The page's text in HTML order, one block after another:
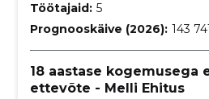
Töötajaid: 5
Prognooskäive (2026): 143
18 aastase kogemusega
ettevõte - Melli Ehitus